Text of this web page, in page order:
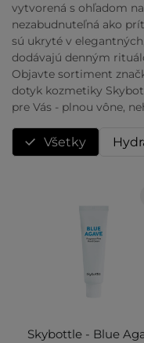
vytvorená s ohľadom
nezabudnuteľná ako
sú ukryté v
dodávajú denným
Objavte sortiment
dotyk kozmetiky
pre Vás - plnou vône,
Všetky
Skybottle - Blue